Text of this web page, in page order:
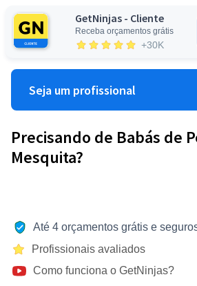
GetNinjas - Cliente
Receba orçamentos grátis
+30K
Seja um profissional
Precisando de Babás de
Mesquita?
Até 4 orçamentos grátis e
Profissionais avaliados
Como funciona o GetNinjas?